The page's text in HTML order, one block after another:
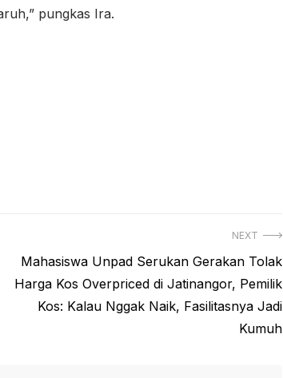
pungkas Ira.
NEXT
Mahasiswa Unpad Serukan Gerakan Tolak
Harga Kos Overpriced di Jatinangor, Pemilik
Kos: Kalau Nggak Naik, Fasilitasnya Jadi
Kumuh